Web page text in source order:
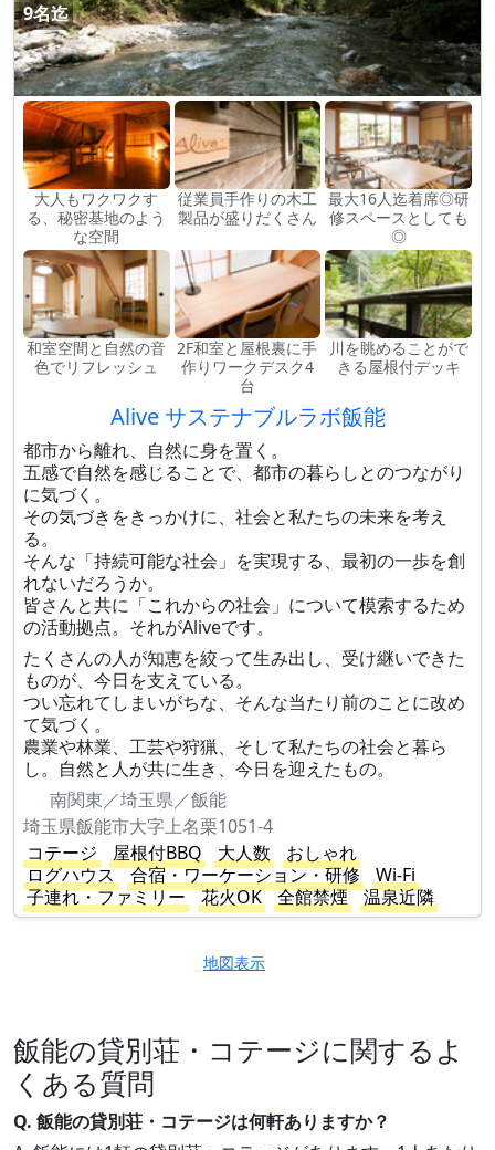
9名迄
大人もワクワクす
る、秘密基地のよう
な空間
従業員手作りの木工
製品が盛りだくさん
最大16人迄着席◎研
修スペースとしても
◎
和室空間と自然の音
色でリフレッシュ
2F和室と屋根裏に手
作りワークデスク4
台
川を眺めることがで
きる屋根付デッキ
Alive サステナブルラボ飯能
都市から離れ、自然に身を置く。
五感で自然を感じることで、都市の暮らしとのつながり
に気づく。
その気づきをきっかけに、社会と私たちの未来を考え
る。
そんな「持続可能な社会」を実現する、最初の一歩を創
れないだろうか。
皆さんと共に「これからの社会」について模索するため
の活動拠点。それがAliveです。
たくさんの人が知恵を絞って生み出し、受け継いできた
ものが、今日を支えている。
つい忘れてしまいがちな、そんな当たり前のことに改め
て気づく。
農業や林業、工芸や狩猟、そして私たちの社会と暮ら
し。自然と人が共に生き、今日を迎えたもの。
南関東／埼玉県／飯能
埼玉県飯能市大字上名栗1051-4
コテージ
屋根付BBQ 大人数
おしゃれ
ログハウス
合宿・ワーケーション・研修
Wi-Fi
子連れ・ファミリー
花火OK 全館禁煙 温泉近隣
地図表示
飯能の貸別荘・コテージに関するよ
くある質問
Q. 飯能の貸別荘・コテージは何軒ありますか？